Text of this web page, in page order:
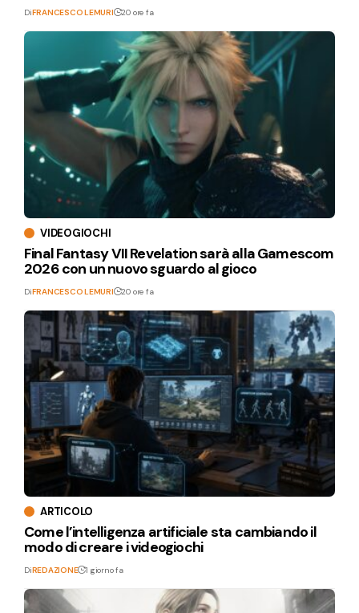
DiFRANCESCO LEMURI 20 ore fa
VIDEOGIOCHI
Final Fantasy VII Revelation sarà alla Gamescom
2026 con un nuovo sguardo al gioco
DiFRANCESCO LEMURI 20 ore fa
ARTICOLO
Come l’intelligenza artificiale sta cambiando il
modo di creare i videogiochi
DiREDAZIONE 1 giorno fa